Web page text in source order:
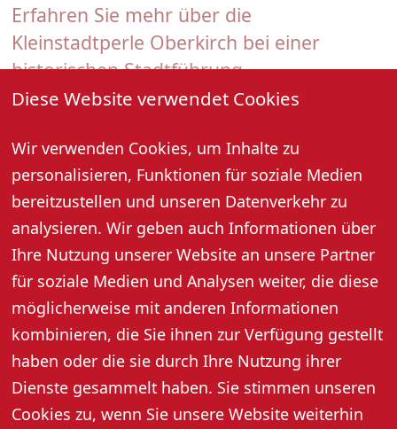
Diese Website verwendet Cookies
Wir verwenden Cookies, um Inhalte zu
personalisieren, Funktionen für soziale Medien
bereitzustellen und unseren Datenverkehr zu
analysieren. Wir geben auch Informationen über
Ihre Nutzung unserer Website an unsere Partner
für soziale Medien und Analysen weiter, die diese
möglicherweise mit anderen Informationen
kombinieren, die Sie ihnen zur Verfügung gestellt
haben oder die sie durch Ihre Nutzung ihrer
Dienste gesammelt haben. Sie stimmen unseren
Cookies zu, wenn Sie unsere Website weiterhin
Erfahren Sie mehr über die
Kleinstadtperle Oberkirch bei einer
historischen Stadtführung.
14. Februar 2026, 10:30 Uhr
Jeden Montag und Samstag um 10:30 Uhr
Gästebegrüßung und geführter Stadtrundgang (außer
an Feiertagen).
Anmeldung für Samstag bis 16:30 Uhr am Freitag und
für Montag bis 10:00 Uhr am gleichen Tag unter Tel.
07802 82600 erforderlich.